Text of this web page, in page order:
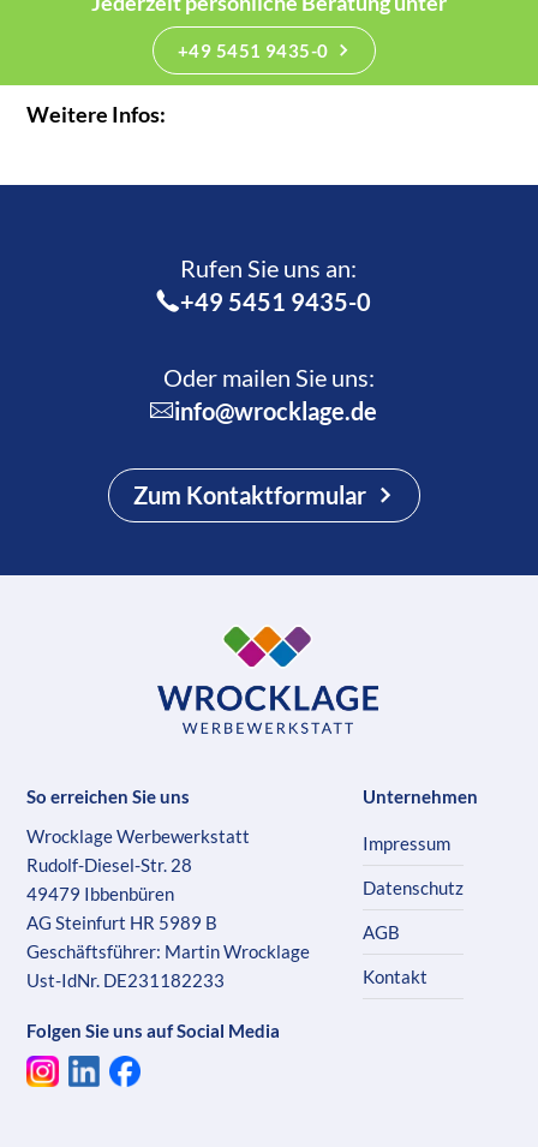
+49 5451 9435-0
Weitere Infos:
Rufen Sie uns an:­
+49 5451 9435-0
Oder mailen Sie uns:
info@wrocklage.de
Zum Kontaktformular
So erreichen Sie uns
Wrocklage Werbewerkstatt
Rudolf-Diesel-Str. 28
49479 Ibbenbüren
AG Steinfurt HR 5989 B
Geschäftsführer: Martin Wrocklage
Ust-IdNr. DE231182233
Folgen Sie uns auf Social Media
Unternehmen
Impressum
Datenschutz
AGB
Kontakt